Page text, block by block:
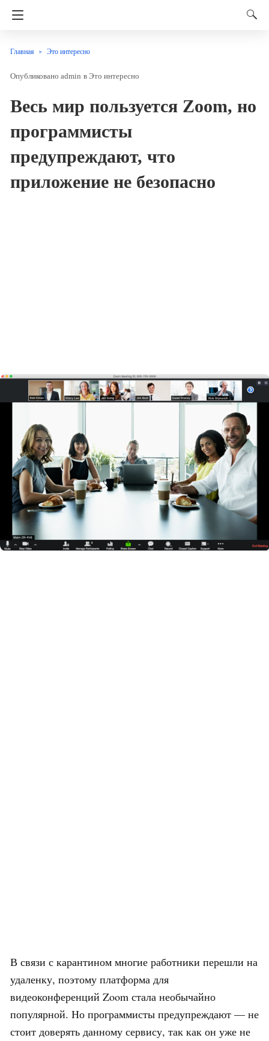
Главная Это интересно
admin в Это интересно
Весь мир пользуется Zoom, но
программисты
предупреждают, что
приложение не безопасно
В связи с карантином многие работники перешли на
удаленку, поэтому платформа для
видеоконференций Zoom стала необычайно
популярной. Но программисты предупреждают — не
стоит доверять данному сервису, так как он уже не